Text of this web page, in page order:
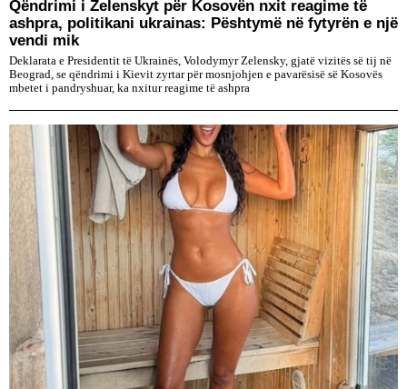
Qëndrimi i Zelenskyt për Kosovën nxit reagime të
ashpra, politikani ukrainas: Pështymë në fytyrën e një
vendi mik
Deklarata e Presidentit të Ukrainës, Volodymyr Zelensky, gjatë vizitës së tij në
Beograd, se qëndrimi i Kievit zyrtar për mosnjohjen e pavarësisë së Kosovës
mbetet i pandryshuar, ka nxitur reagime të ashpra